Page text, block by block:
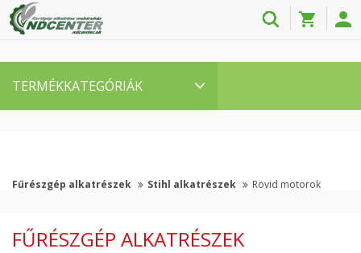
TERMÉKKATEGÓRIÁK
Fűrészgép alkatrészek Stihl alkatrészek Rövid motorok
FŰRÉSZGÉP ALKATRÉSZEK